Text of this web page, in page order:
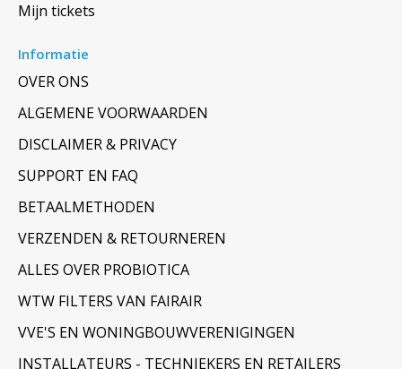
Mijn tickets
Informatie
OVER ONS
ALGEMENE VOORWAARDEN
DISCLAIMER & PRIVACY
SUPPORT EN FAQ
BETAALMETHODEN
VERZENDEN & RETOURNEREN
ALLES OVER PROBIOTICA
WTW FILTERS VAN FAIRAIR
VVE'S EN WONINGBOUWVERENIGINGEN
INSTALLATEURS - TECHNIEKERS EN RETAILERS